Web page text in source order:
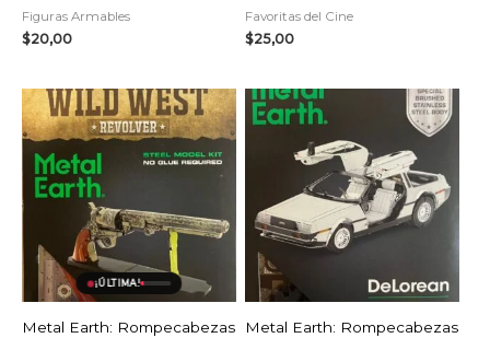
Figuras Armables
$20,00
Favoritas del Cine
$25,00
¡ÚLTIMA!
Metal Earth: Rompecabezas
Metal Earth: Rompecabezas